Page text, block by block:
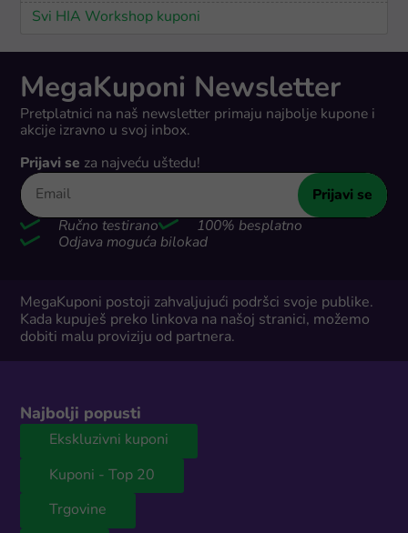
Svi HIA Workshop kuponi
MegaKuponi Newsletter
Pretplatnici na naš newsletter primaju najbolje kupone i
akcije izravno u svoj inbox.
Prijavi se za najveću uštedu!
Prijavi se
Ručno testirano
100% besplatno
Odjava moguća bilokad
MegaKuponi postoji zahvaljujući podršci svoje publike.
Kada kupuješ preko linkova na našoj stranici, možemo
dobiti malu proviziju od partnera.
Najbolji popusti
Ekskluzivni kuponi
Kuponi - Top 20
Trgovine